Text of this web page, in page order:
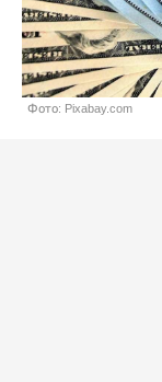
Фото: Pixabay.com